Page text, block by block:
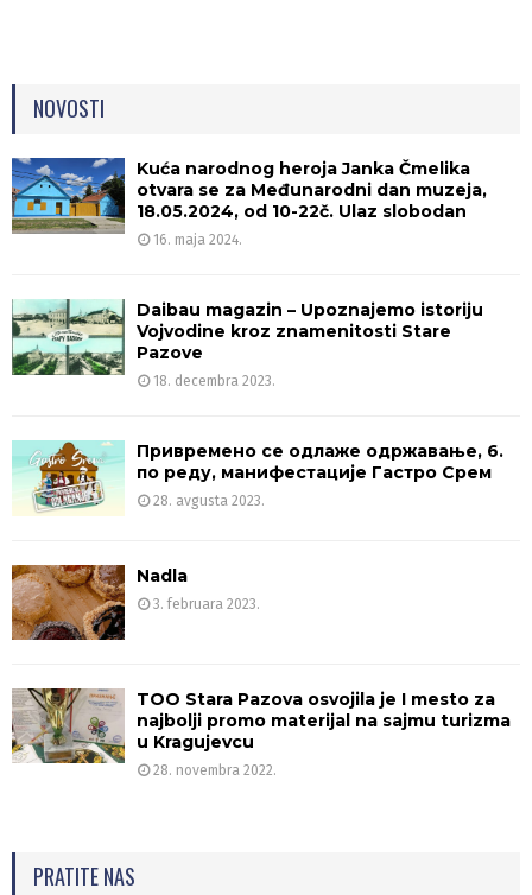
NOVOSTI
Kuća narodnog heroja Janka Čmelika
otvara se za Međunarodni dan muzeja,
18.05.2024, od 10-22č. Ulaz slobodan
16. maja 2024.
Daibau magazin – Upoznajemo istoriju
Vojvodine kroz znamenitosti Stare
Pazove
18. decembra 2023.
Привремено се одлаже одржавање, 6.
по реду, манифестације Гастро Срем
28. avgusta 2023.
Nadla
3. februara 2023.
TOO Stara Pazova osvojila je I mesto za
najbolji promo materijal na sajmu turizma
u Kragujevcu
28. novembra 2022.
PRATITE NAS